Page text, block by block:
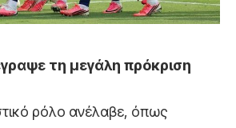
τη μεγάλη πρόκριση
ρόλο ανέλαβε, όπως